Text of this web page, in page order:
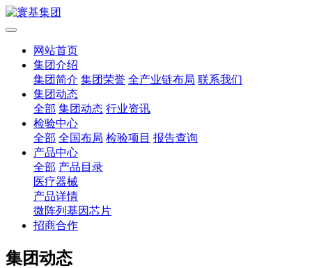
网站首页
集团介绍
集团简介 集团荣誉 全产业链布局 联系我们
集团动态
全部 集团动态 行业资讯
检验中心
全部 全国布局 检验项目 报告查询
产品中心
全部 产品目录
医疗器械
产品详情
微阵列基因芯片
招商合作
集团动态